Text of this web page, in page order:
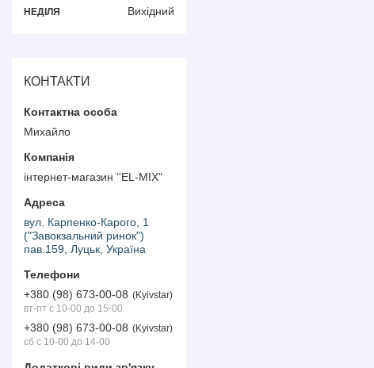
НЕДІЛЯ Вихідний
КОНТАКТИ
Михайло
інтернет-магазин ''EL-MIX"
вул. Карпенко-Карого, 1
("Завокзальний ринок")
пав.159, Луцьк, Україна
+380 (98) 673-00-08
Kyivstar
вт-пт с 10-00 до 15-00
+380 (98) 673-00-08
Kyivstar
сб с 10-00 до 14-00